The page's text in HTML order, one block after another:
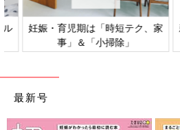
妊娠・育児期は「時短テク、家
事」＆「小掃除」
新
最新号